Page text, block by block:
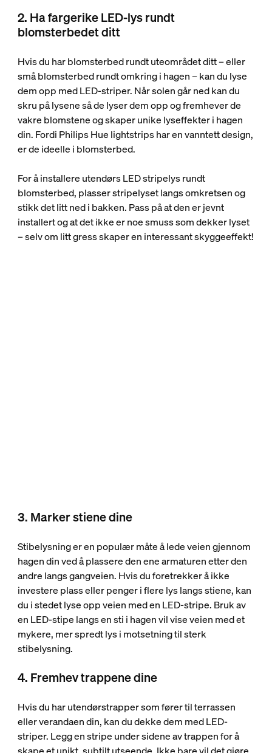
2. Ha fargerike LED-lys rundt
blomsterbedet ditt
Hvis du har blomsterbed rundt uteområdet ditt – eller
små blomsterbed rundt omkring i hagen – kan du lyse
dem opp med LED-striper. Når solen går ned kan du
skru på lysene så de lyser dem opp og fremhever de
vakre blomstene og skaper unike lyseffekter i hagen
din. Fordi Philips Hue lightstrips har en vanntett design,
er de ideelle i blomsterbed.
For å installere utendørs LED stripelys rundt
blomsterbed, plasser stripelyset langs omkretsen og
stikk det litt ned i bakken. Pass på at den er jevnt
installert og at det ikke er noe smuss som dekker lyset
– selv om litt gress skaper en interessant skyggeeffekt!
3. Marker stiene dine
Stibelysning er en populær måte å lede veien gjennom
hagen din ved å plassere den ene armaturen etter den
andre langs gangveien. Hvis du foretrekker å ikke
investere plass eller penger i flere lys langs stiene, kan
du i stedet lyse opp veien med en LED-stripe. Bruk av
en LED-stipe langs en sti i hagen vil vise veien med et
mykere, mer spredt lys i motsetning til sterk
stibelysning.
4. Fremhev trappene dine
Hvis du har utendørstrapper som fører til terrassen
eller verandaen din, kan du dekke dem med LED-
striper. Legg en stripe under sidene av trappen for å